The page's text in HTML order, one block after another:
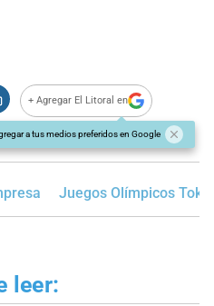
+ Agregar El Litoral en
a tus medios preferidos en Google
Juegos Olímpicos
leer: